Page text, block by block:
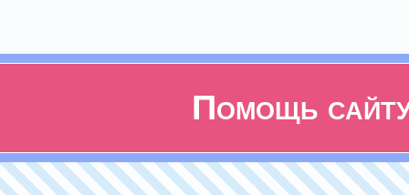
Помощь